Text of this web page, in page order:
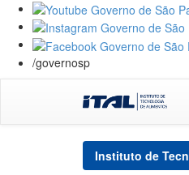
/governosp
Instituto de